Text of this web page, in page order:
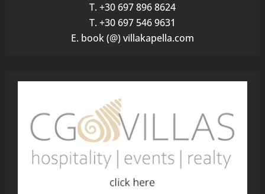
T. +30 697 896 8624
T. +30 697 546 9631
E. book (@) villakapella.com